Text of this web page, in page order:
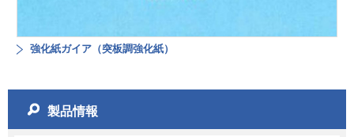
強化紙ガイア（突板調強化紙）
製品情報